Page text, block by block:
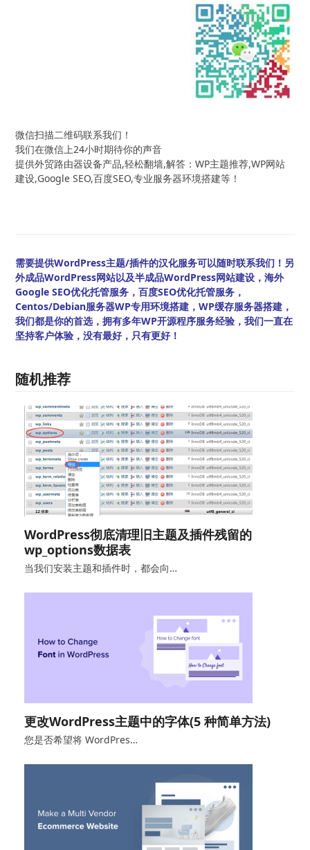
微信扫描二维码联系我们！
我们在微信上24小时期待你的声音
提供外贸路由器设备产品,轻松翻墙,解答：WP主题推荐,WP网站
建设,Google SEO,百度SEO,专业服务器环境搭建等！
需要提供WordPress主题/插件的汉化服务可以随时联系我们！另
外成品WordPress网站以及半成品WordPress网站建设，海外
Google SEO优化托管服务，百度SEO优化托管服务，
Centos/Debian服务器WP专用环境搭建，WP缓存服务器搭建，
我们都是你的首选，拥有多年WP开源程序服务经验，我们一直在
坚持客户体验，没有最好，只有更好！
随机推荐
WordPress彻底清理旧主题及插件残留的
wp_options数据表
当我们安装主题和插件时，都会向…
更改WordPress主题中的字体(5 种简单方法)
您是否希望将 WordPres…